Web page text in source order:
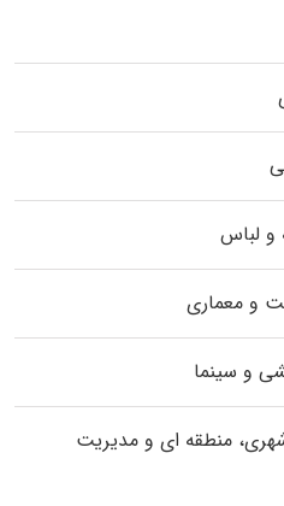
و لباس
و معماری
و سینما
منطقه‌ ای و مدیریت